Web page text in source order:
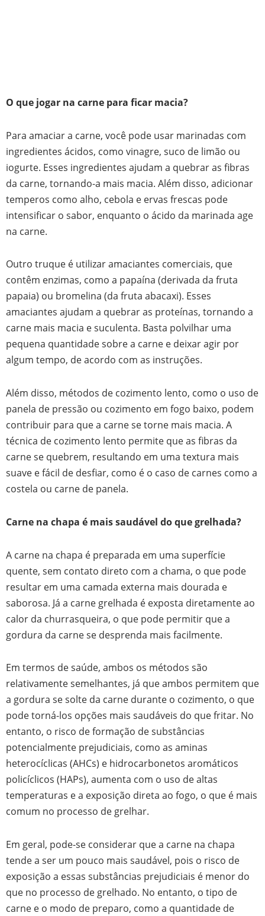
O que jogar na carne para ficar macia?
Para amaciar a carne, você pode usar marinadas com
ingredientes ácidos, como vinagre, suco de limão ou
iogurte. Esses ingredientes ajudam a quebrar as fibras
da carne, tornando-a mais macia. Além disso, adicionar
temperos como alho, cebola e ervas frescas pode
intensificar o sabor, enquanto o ácido da marinada age
na carne.
Outro truque é utilizar amaciantes comerciais, que
contêm enzimas, como a papaína (derivada da fruta
papaia) ou bromelina (da fruta abacaxi). Esses
amaciantes ajudam a quebrar as proteínas, tornando a
carne mais macia e suculenta. Basta polvilhar uma
pequena quantidade sobre a carne e deixar agir por
algum tempo, de acordo com as instruções.
Além disso, métodos de cozimento lento, como o uso de
panela de pressão ou cozimento em fogo baixo, podem
contribuir para que a carne se torne mais macia. A
técnica de cozimento lento permite que as fibras da
carne se quebrem, resultando em uma textura mais
suave e fácil de desfiar, como é o caso de carnes como a
costela ou carne de panela.
Carne na chapa é mais saudável do que grelhada?
A carne na chapa é preparada em uma superfície
quente, sem contato direto com a chama, o que pode
resultar em uma camada externa mais dourada e
saborosa. Já a carne grelhada é exposta diretamente ao
calor da churrasqueira, o que pode permitir que a
gordura da carne se desprenda mais facilmente.
Em termos de saúde, ambos os métodos são
relativamente semelhantes, já que ambos permitem que
a gordura se solte da carne durante o cozimento, o que
pode torná-los opções mais saudáveis do que fritar. No
entanto, o risco de formação de substâncias
potencialmente prejudiciais, como as aminas
heterocíclicas (AHCs) e hidrocarbonetos aromáticos
policíclicos (HAPs), aumenta com o uso de altas
temperaturas e a exposição direta ao fogo, o que é mais
comum no processo de grelhar.
Em geral, pode-se considerar que a carne na chapa
tende a ser um pouco mais saudável, pois o risco de
exposição a essas substâncias prejudiciais é menor do
que no processo de grelhado. No entanto, o tipo de
carne e o modo de preparo, como a quantidade de